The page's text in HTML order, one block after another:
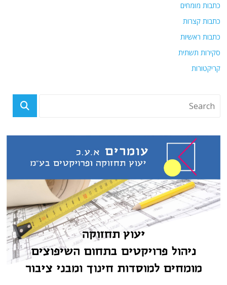
כתבות מומחים
כתבות קצרות
כתבות ראשיות
סקירות תשתית
קריקטורות